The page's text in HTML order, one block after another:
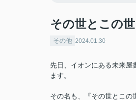
その世とこの世
その他 2024.01.30
先日、イオンにある未来屋
ます。
その名も、『その世とこの